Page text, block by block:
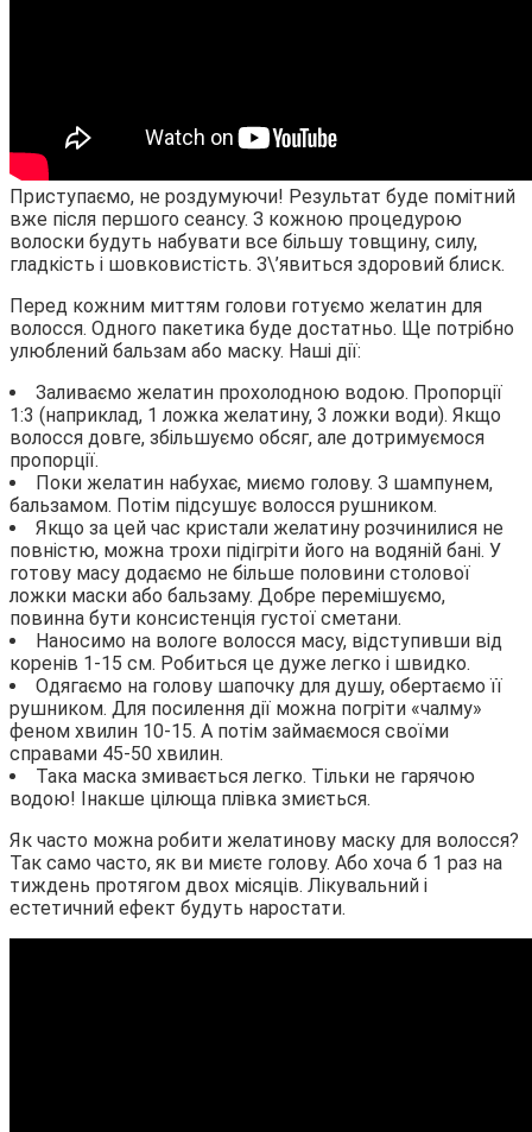
Приступаємо, не роздумуючи! Результат буде помітний
вже після першого сеансу. З кожною процедурою
волоски будуть набувати все більшу товщину, силу,
гладкість і шовковистість. З\’явиться здоровий блиск.
Перед кожним миттям голови готуємо желатин для
волосся. Одного пакетика буде достатньо. Ще потрібно
улюблений бальзам або маску. Наші дії:
Заливаємо желатин прохолодною водою. Пропорції
1:3 (наприклад, 1 ложка желатину, 3 ложки води). Якщо
волосся довге, збільшуємо обсяг, але дотримуємося
пропорції.
Поки желатин набухає, миємо голову. З шампунем,
бальзамом. Потім підсушує волосся рушником.
Якщо за цей час кристали желатину розчинилися не
повністю, можна трохи підігріти його на водяній бані. У
готову масу додаємо не більше половини столової
ложки маски або бальзаму. Добре перемішуємо,
повинна бути консистенція густої сметани.
Наносимо на вологе волосся масу, відступивши від
коренів 1-15 см. Робиться це дуже легко і швидко.
Одягаємо на голову шапочку для душу, обертаємо її
рушником. Для посилення дії можна погріти «чалму»
феном хвилин 10-15. А потім займаємося своїми
справами 45-50 хвилин.
Така маска змивається легко. Тільки не гарячою
водою! Інакше цілюща плівка змиється.
Як часто можна робити желатинову маску для волосся?
Так само часто, як ви миєте голову. Або хоча б 1 раз на
тиждень протягом двох місяців. Лікувальний і
естетичний ефект будуть наростати.